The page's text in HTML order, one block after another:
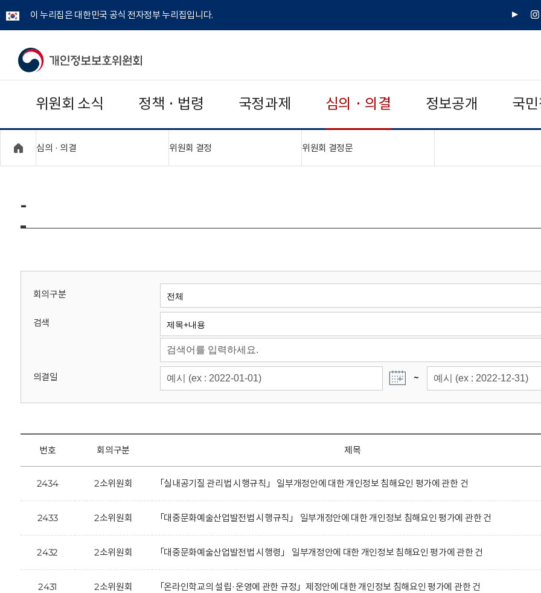
이 누리집은 대한민국 공식 전자정부 누리집입니다.
유
인
개
보
보
위
회
위원회 소식 정책 · 법령 국정과제 심의 · 의결 정보공개 국
심의 · 의결 위원회 결정 위원회 결정문"접기,펼치기"
-
회의구분
검색
의결일 ~
번호 회의구분 제목
2434 2소위원회 「실내공기질 관리법 시행규칙」 일부개정안에 대한 개인정보 침해요인 평가에 관한 건
2433 2소위원회 「대중문화예술산업발전법 시행규칙」 일부개정안에 대한 개인정보 침해요인 평가에 관한 건
2432 2소위원회 「대중문화예술산업발전법 시행령」 일부개정안에 대한 개인정보 침해요인 평가에 관한 건
2431 2소위원회 「온라인학교의 설립·운영에 관한 규정」제정안에 대한 개인정보 침해요인 평가에 관한 건